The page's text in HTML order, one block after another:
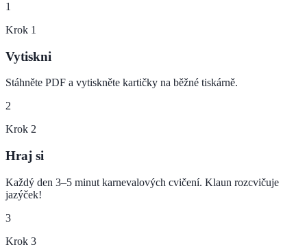
1
Krok 1
Vytiskni
Stáhněte PDF a vytiskněte kartičky na běžné tiskárně.
2
Krok 2
Hraj si
Každý den 3–5 minut karnevalových cvičení. Klaun rozcvičuje
jazýček!
3
Krok 3